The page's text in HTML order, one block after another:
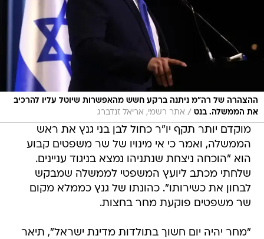
ההצהרה של רה"מ ניתנה ברקע חשש מהאפשרות שיוטל עליו להרכיב
את הממשלה. בנט / אתר רשמי, אריאל זנדברג
מוקדם יותר תקף יו"ר כחול לבן בני גנץ את ראש
הממשלה, ואמר כי אי מינויו של שר משפטים קבוע
הוא "הוכחה ניצחת שנתניהו נמצא בניגוד עניינים.
שלחתי מכתב ליועץ המשפטי לממשלה שמבקש
לבחון את כשירותו". כהונתו של גנץ כממלא מקום
שר משפטים פוקעת מחר בחצות.
"מחר יהיה יום חשוך בתולדות מדינת ישראל", תיאר